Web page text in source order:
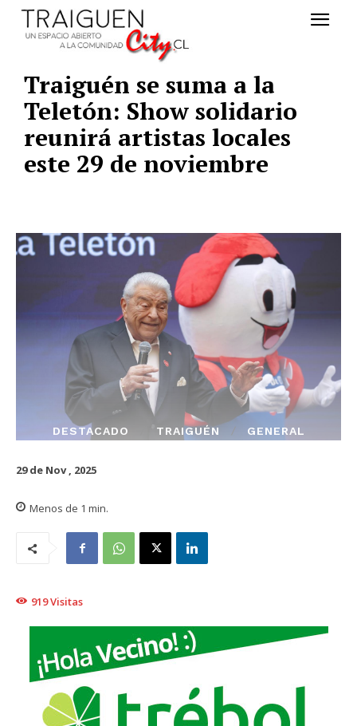
Traiguén se suma a la
Teletón: Show solidario
reunirá artistas locales
este 29 de noviembre
DESTACADO TRAIGUÉN GENERAL
29 de Nov , 2025
Menos de 1 min.
919Visitas